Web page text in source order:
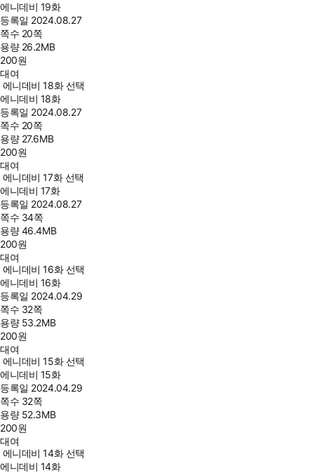
에니데비 19화
등록일 2024.08.27
쪽수 20쪽
용량 26.2MB
200원
대여
에니데비 18화 선택
에니데비 18화
등록일 2024.08.27
쪽수 20쪽
용량 27.6MB
200원
대여
에니데비 17화 선택
에니데비 17화
등록일 2024.08.27
쪽수 34쪽
용량46.4MB
200원
대여
에니데비 16화 선택
에니데비 16화
등록일 2024.04.29
쪽수 32쪽
용량 53.2MB
200원
대여
에니데비 15화 선택
에니데비 15화
등록일 2024.04.29
쪽수 32쪽
용량 52.3MB
200원
대여
에니데비 14화 선택
에니데비 14화